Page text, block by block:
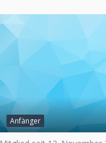
Anfänger